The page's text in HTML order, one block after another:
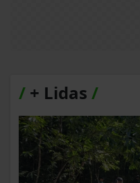
/ + Lidas /